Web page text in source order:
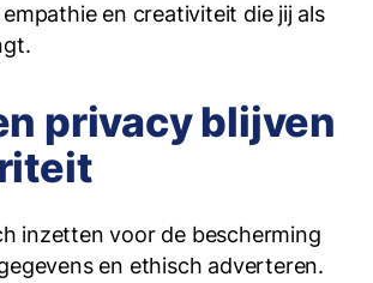
en creativiteit die jij als
privacy blijven
inzetten voor de bescherming
en ethisch adverteren.